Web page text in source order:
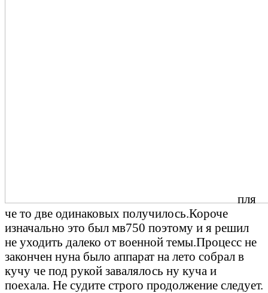
пля
че то две одинаковых получилось.Короче
изначально это был мв750 поэтому и я решил
не уходить далеко от военной темы.Процесс не
закончен нуна было аппарат на лето собрал в
кучу че под рукой завалялось ну куча и
поехала. Не судите строго продолжение следует.